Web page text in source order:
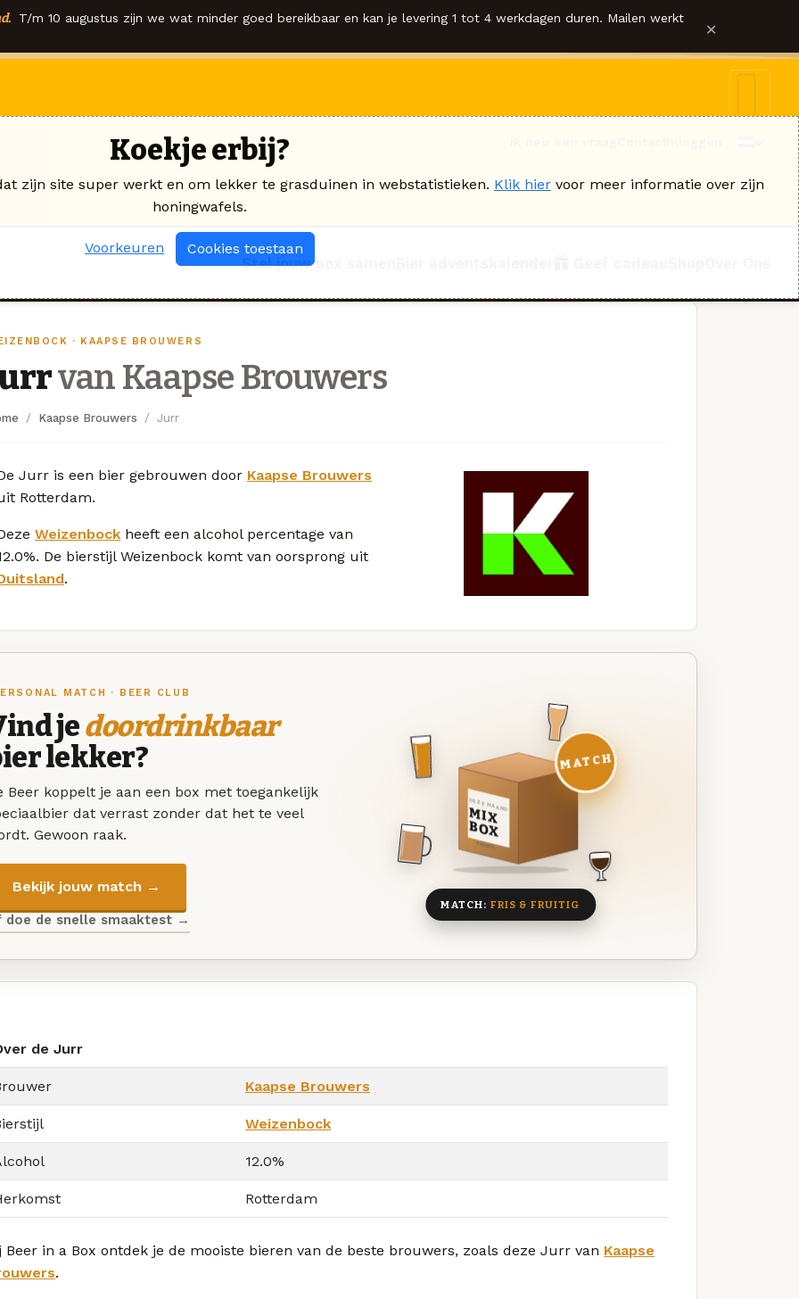
T/m 10 augustus zijn we wat minder goed bereikbaar en kan je levering 1 tot 4 werkdagen duren. Mailen werkt ×
Stel jouw box samen
· KAAPSE BROUWERS
van Kaapse Brouwers
Kaapse Brouwers Jurr
Jurr is een bier gebrouwen door Kaapse Brouwers
Rotterdam.
Weizenbock heeft een alcohol percentage van
De bierstijl Weizenbock komt van oorsprong uit
.
MATCH · BEER CLUB
jedoordrinkbaar
lekker?
Beer koppelt je aan een box met toegankelijk
dat verrast zonder dat het te veel
Gewoon raak.
Bekijk jouw match →
doe de snelle smaaktest →
DEZE MAAND
MIX
BOX
8 BIEREN
MATCH
MATCH: FRIS & FRUITIG
de Jurr
Kaapse Brouwers
Weizenbock
12.0%
Rotterdam
Beer in a Box ontdek je de mooiste bieren van de beste brouwers, zoals deze Jurr van Kaapse
.
Koekje erbij?
zijn site super werkt en om lekker te grasduinen in webstatistieken. Klik hier voor meer informatie over zijn
honingwafels.
Voorkeuren Cookies toestaan